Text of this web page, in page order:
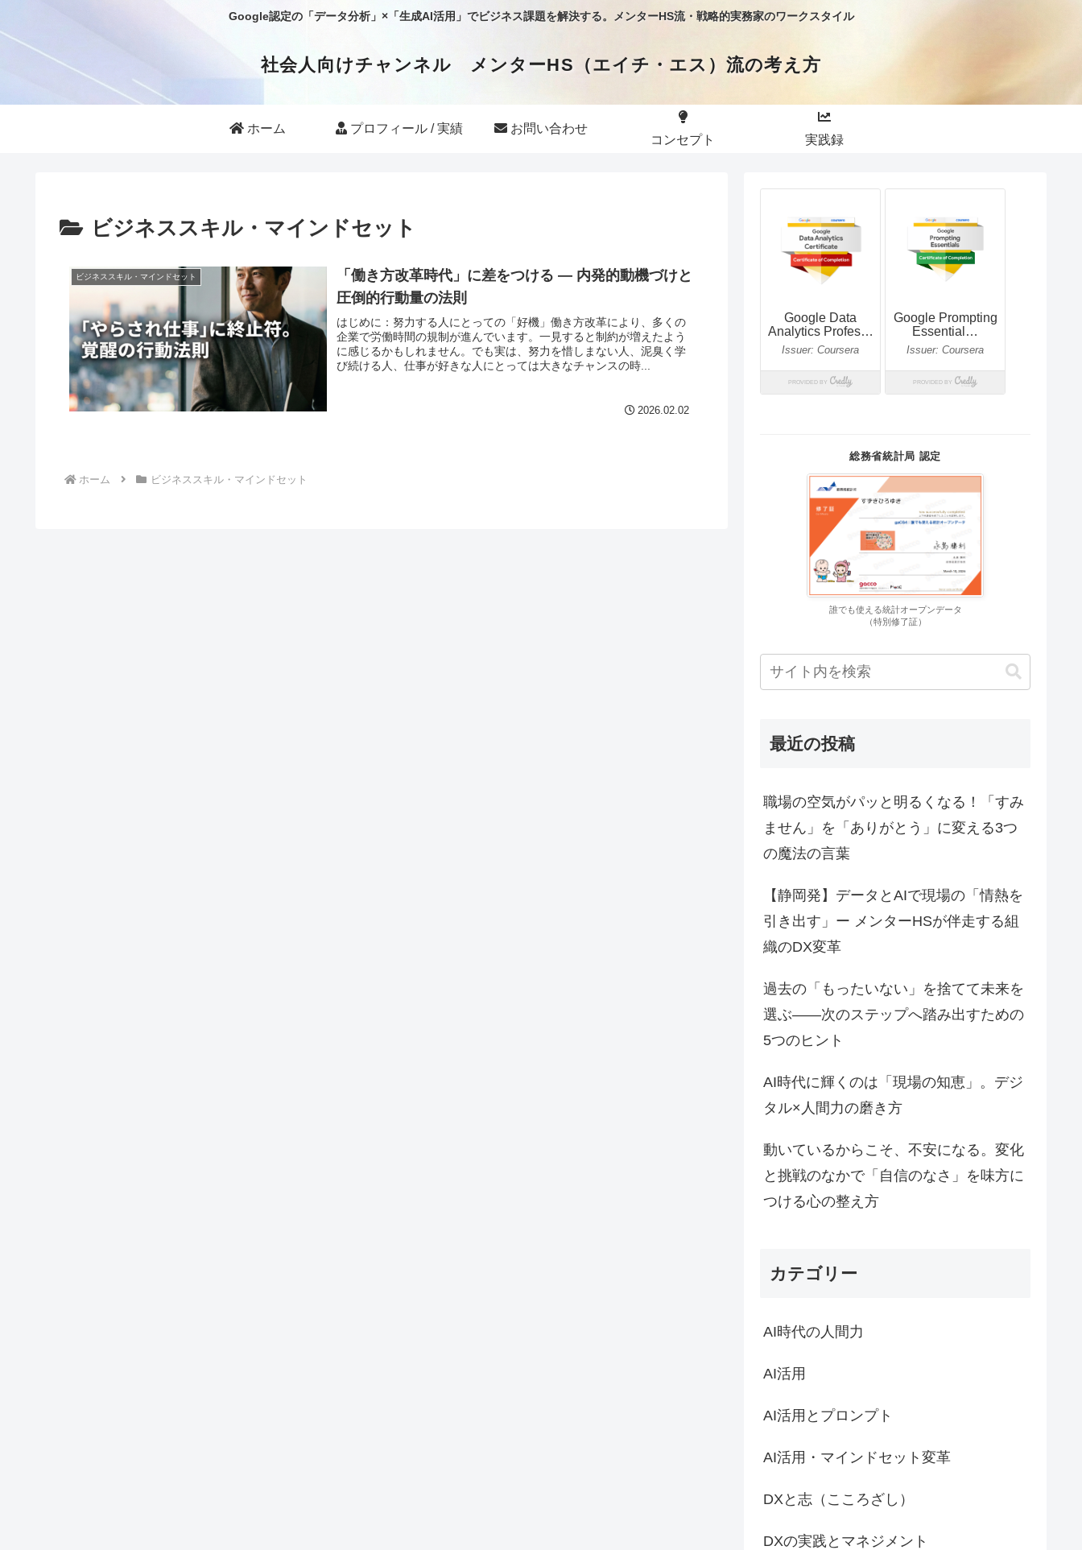
Google認定の「データ分析」×「生成AI活用」でビジネス課題を解決する。メンターHS流・戦略的実務家のワークスタイル
社会人向けチャンネル メンターHS（エイチ・エス）流の考え方
ホーム プロフィール / 実績
お問い合わせ
コンセプト
実践録
ビジネススキル・マインドセット
ビジネススキル・マインドセット
「働き方改革時代」に差をつける ― 内発的動機づけと
圧倒的行動量の法則
はじめに：努力する人にとっての「好機」働き方改革により、多くの
企業で労働時間の規制が進んでいます。一見すると制約が増えたよう
に感じるかもしれません。でも実は、努力を惜しまない人、泥臭く学
び続ける人、仕事が好きな人にとっては大きなチャンスの時...
2026.02.02
ホーム ビジネススキル・マインドセット
総務省統計局 認定
誰でも使える統計オープンデータ
（特別修了証）
最近の投稿
職場の空気がパッと明るくなる！「すみ
ません」を「ありがとう」に変える3つ
の魔法の言葉
【静岡発】データとAIで現場の「情熱を
引き出す」ー メンターHSが伴走する組
織のDX変革
過去の「もったいない」を捨てて未来を
選ぶ――次のステップへ踏み出すための
5つのヒント
AI時代に輝くのは「現場の知恵」。デジ
タル×人間力の磨き方
動いているからこそ、不安になる。変化
と挑戦のなかで「自信のなさ」を味方に
つける心の整え方
カテゴリー
AI時代の人間力
AI活用
AI活用とプロンプト
AI活用・マインドセット変革
DXと志（こころざし）
DXの実践とマネジメント